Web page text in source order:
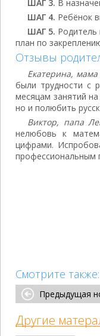
ШАГ 3. В
ШАГ 4. Ребёнок
ШАГ 5. Родитель
план по
Отзывы
Екатерина, мама
были трудности с
месяцам занятий
но и полюбить
Виктор, папа
нелюбовь к
цифрами.
профессиональным
Смотрите также:
Предыдущая
Другие